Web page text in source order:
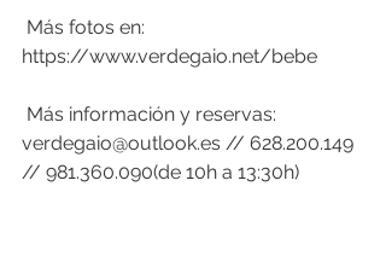
Más fotos en:
https://www.verdegaio.net/bebe
Más información y reservas:
verdegaio@outlook.es // 628.200.149
// 981.360.090(de 10h a 13:30h)